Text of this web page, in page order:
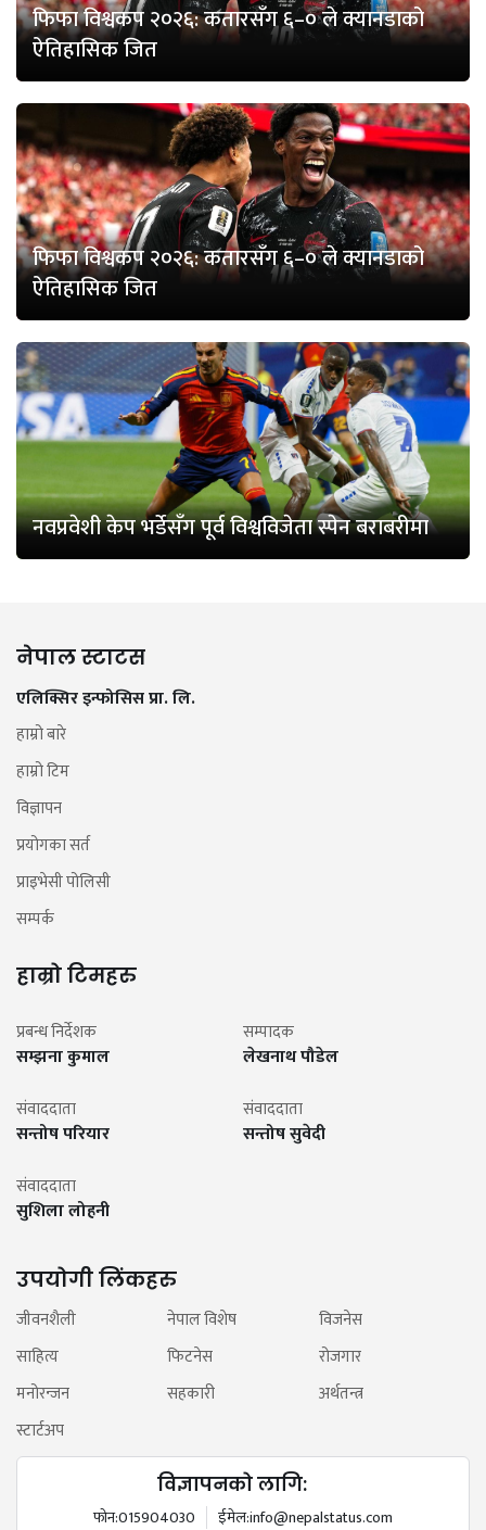
फिफा विश्वकप २०२६: कतारसँग ६–० ले क्यानडाको
ऐतिहासिक जित
फिफा विश्वकप २०२६: कतारसँग ६–० ले क्यानडाको
ऐतिहासिक जित
नवप्रवेशी केप भर्डेसँग पूर्व विश्वविजेता स्पेन बराबरीमा
नेपाल स्टाटस
एलिक्सिर इन्फोसिस प्रा. लि.
हाम्रो बारे
हाम्रो टिम
विज्ञापन
प्रयोगका सर्त
प्राइभेसी पोलिसी
सम्पर्क
हाम्रो टिमहरु
प्रबन्ध निर्देशक
सम्झना कुमाल
सम्पादक
लेखनाथ पौडेल
संवाददाता
सन्तोष परियार
संवाददाता
सन्तोष सुवेदी
संवाददाता
सुशिला लोहनी
उपयोगी लिंकहरु
जीवनशैली नेपाल विशेष
विजनेस
साहित्य
फिटनेस
रोजगार
मनोरन्जन
सहकारी
अर्थतन्त्र
स्टार्टअप
विज्ञापनको लागि:
फोन:015904030 ईमेल:info@nepalstatus.com